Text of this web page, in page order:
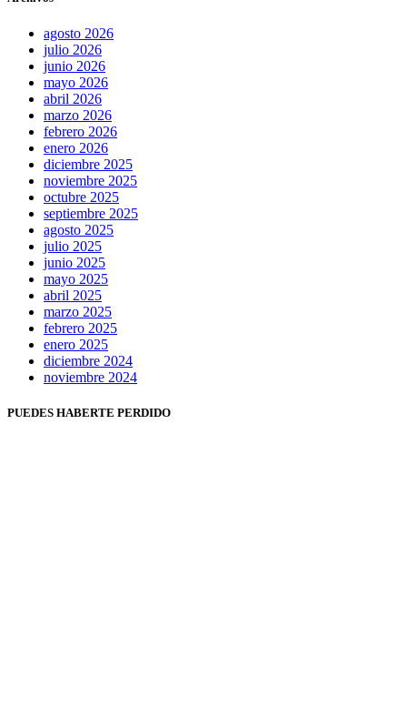
agosto 2026
julio 2026
junio 2026
mayo 2026
abril 2026
marzo 2026
febrero 2026
enero 2026
diciembre 2025
noviembre 2025
octubre 2025
septiembre 2025
agosto 2025
julio 2025
junio 2025
mayo 2025
abril 2025
marzo 2025
febrero 2025
enero 2025
diciembre 2024
noviembre 2024
PUEDES HABERTE PERDIDO